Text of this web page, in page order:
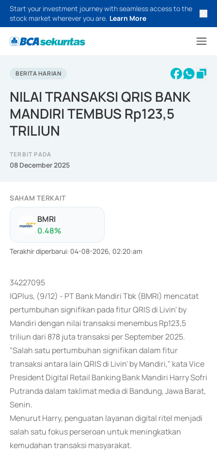
Start your investment journey with seamless access to the
stock market wherever you are. Learn More
BERITA HARIAN
NILAI TRANSAKSI QRIS BANK
MANDIRI TEMBUS Rp123,5
TRILIUN
TERBIT PADA
08 December 2025
SAHAM TERKAIT
BMRI
0.48%
Terakhir diperbarui: 04-08-2026, 02:20:am
34227095
IQPlus, (9/12) - PT Bank Mandiri Tbk (BMRI) mencatat
pertumbuhan signifikan pada fitur QRIS di Livin' by
Mandiri dengan nilai transaksi menembus Rp123,5
triliun dari 878 juta transaksi per September 2025.
"Salah satu pertumbuhan signifikan dalam fitur
transaksi antara lain QRIS di Livin' by Mandiri," kata Vice
President Digital Retail Banking Bank Mandiri Harry Sofri
Putranda dalam taklimat media di Bandung, Jawa Barat,
Senin.
Menurut Harry, penguatan layanan digital ritel menjadi
salah satu fokus perseroan untuk meningkatkan
kemudahan transaksi masyarakat.